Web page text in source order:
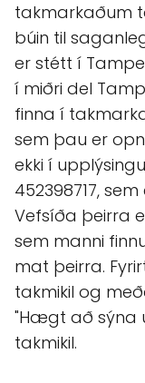
takmarkaðum
búin til
er stétt í
í miðri del
finna í
sem þau er
ekki í
452398717,
Vefsíða þeirra
sem manni
mat þeirra.
takmikil og
"Hægt að sýna
takmikil.